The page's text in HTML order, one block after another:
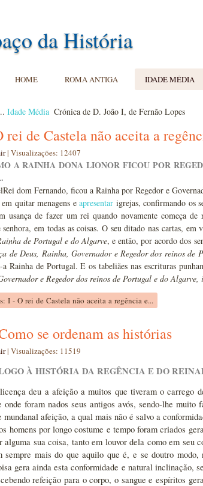
da História
HOME ROMA ANTIGA IDADE MÉDIA
Idade Média Crónica de D. João I, de Fernão Lopes
rei de Castela não aceita a
| Visualizações: 12407
A RAINHA DONA LIONOR FICOU POR
dom Fernando, ficou a Rainha por Regedor e
quitar menagens eapresentar igrejas, confirmando os
usança de fazer um rei quando novamente começa de
senhora, em todas as coisas. O seu ditado nas cartas,
de Portugal e do Algarve, e então, por acordo dos
de Deus, Rainha, Governador e Regedor dos reinos de
a Rainha de Portugal. E os tabeliães nas escrituras
e Regedor dos reinos de Portugal e do
I - O rei de Castela não aceita a regência e...
se ordenam as histórias
| Visualizações: 11519
À HISTÓRIA DA REGÊNCIA E DO
deu a afeição a muitos que tiveram o carrego
onde foram nados seus antigos avós, sendo-lhe
mundanal afeição, a qual mais não é salvo a
homens por longo costume e tempo foram criados
alguma sua coisa, tanto em louvor dela como em seu
sempre mais do que aquilo que é, e se doutro modo,
gera ainda esta conformidade e natural inclinação,
refeição para o corpo, o sangue e espíritos